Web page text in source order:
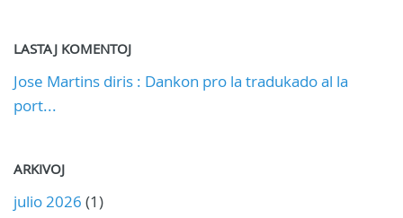
LASTAJ KOMENTOJ
Jose Martins diris : Dankon pro la tradukado al la
port...
ARKIVOJ
julio 2026 (1)